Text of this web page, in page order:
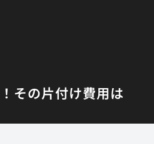
その片付け費用は